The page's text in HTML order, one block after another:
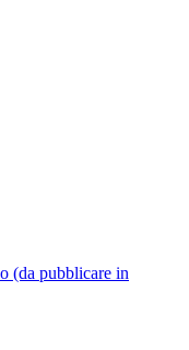
(da pubblicare in